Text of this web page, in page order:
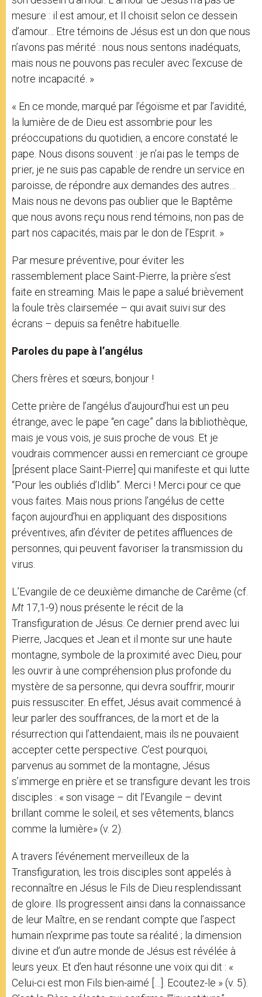
mesure : il est amour, et Il choisit selon ce dessein
d’amour… Etre témoins de Jésus est un don que nous
n’avons pas mérité : nous nous sentons inadéquats,
mais nous ne pouvons pas reculer avec l’excuse de
notre incapacité. »
« En ce monde, marqué par l’égoïsme et par l’avidité,
la lumière de de Dieu est assombrie pour les
préoccupations du quotidien, a encore constaté le
pape. Nous disons souvent : je n’ai pas le temps de
prier, je ne suis pas capable de rendre un service en
paroisse, de répondre aux demandes des autres…
Mais nous ne devons pas oublier que le Baptême
que nous avons reçu nous rend témoins, non pas de
part nos capacités, mais par le don de l’Esprit. »
Par mesure préventive, pour éviter les
rassemblement place Saint-Pierre, la prière s’est
faite en streaming. Mais le pape a salué brièvement
la foule très clairsemée – qui avait suivi sur des
écrans – depuis sa fenêtre habituelle.
Paroles du pape à l’angélus
Chers frères et sœurs, bonjour !
Cette prière de l’angélus d’aujourd’hui est un peu
étrange, avec le pape “en cage” dans la bibliothèque,
mais je vous vois, je suis proche de vous. Et je
voudrais commencer aussi en remerciant ce groupe
[présent place Saint-Pierre] qui manifeste et qui lutte
“Pour les oubliés d’Idlib”. Merci ! Merci pour ce que
vous faites. Mais nous prions l’angélus de cette
façon aujourd’hui en appliquant des dispositions
préventives, afin d’éviter de petites affluences de
personnes, qui peuvent favoriser la transmission du
virus.
L’Evangile de ce deuxième dimanche de Carême (cf.
Mt 17,1-9) nous présente le récit de la
Transfiguration de Jésus. Ce dernier prend avec lui
Pierre, Jacques et Jean et il monte sur une haute
montagne, symbole de la proximité avec Dieu, pour
les ouvrir à une compréhension plus profonde du
mystère de sa personne, qui devra souffrir, mourir
puis ressusciter. En effet, Jésus avait commencé à
leur parler des souffrances, de la mort et de la
résurrection qui l’attendaient, mais ils ne pouvaient
accepter cette perspective. C’est pourquoi,
parvenus au sommet de la montagne, Jésus
s’immerge en prière et se transfigure devant les trois
disciples : « son visage – dit l’Evangile – devint
brillant comme le soleil, et ses vêtements, blancs
comme la lumière» (v. 2).
A travers l’événement merveilleux de la
Transfiguration, les trois disciples sont appelés à
reconnaître en Jésus le Fils de Dieu resplendissant
de gloire. Ils progressent ainsi dans la connaissance
de leur Maître, en se rendant compte que l’aspect
humain n’exprime pas toute sa réalité ; la dimension
divine et d’un autre monde de Jésus est révélée à
leurs yeux. Et d’en haut résonne une voix qui dit : «
Celui-ci est mon Fils bien-aimé […]. Ecoutez-le » (v. 5).